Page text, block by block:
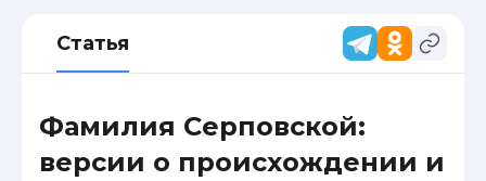
Статья
Фамилия Серповской:
версии о происхождении и